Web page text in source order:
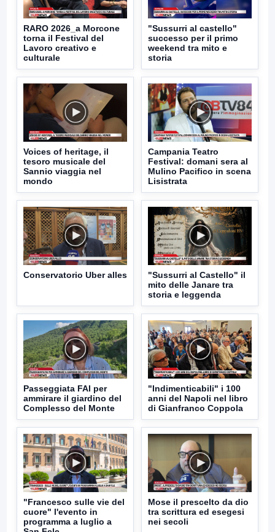
RARO 2026_a Morcone
torna il Festival del
Lavoro creativo e
culturale
"Sussurri al castello"
successo per il primo
weekend tra mito e
storia
Voices of heritage, il
tesoro musicale del
Sannio viaggia nel
mondo
Campania Teatro
Festival: domani sera al
Mulino Pacifico in scena
Lisistrata
Conservatorio Uber alles
"Sussurri al Castello" il
mito delle Janare tra
storia e leggenda
Passeggiata FAI per
ammirare il giardino del
Complesso del Monte
"Indimenticabili" i 100
anni del Napoli nel libro
di Gianfranco Coppola
"Francesco sulle vie del
cuore" l'evento in
programma a luglio a
Mose il prescelto da dio
tra scrittura ed esegesi
nei secoli